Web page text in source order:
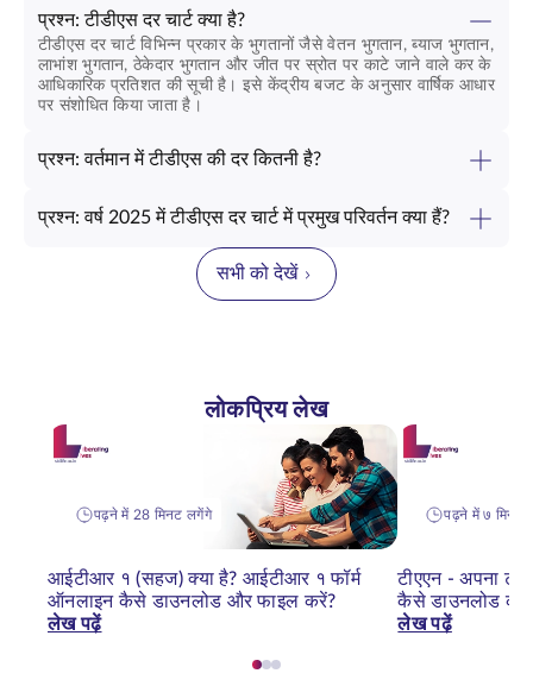
प्रश्न: टीडीएस दर चार्ट क्या है?
टीडीएस दर चार्ट विभिन्न प्रकार के भुगतानों जैसे वेतन भुगतान, ब्याज भुगतान,
लाभांश भुगतान, ठेकेदार भुगतान और जीत पर स्रोत पर काटे जाने वाले कर के
आधिकारिक प्रतिशत की सूची है। इसे केंद्रीय बजट के अनुसार वार्षिक आधार
पर संशोधित किया जाता है।
प्रश्न: वर्तमान में टीडीएस की दर कितनी है?
प्रश्न: वर्ष 2025 में टीडीएस दर चार्ट में प्रमुख परिवर्तन क्या हैं?
सभी को देखें
लोकप्रिय लेख
पढ़ने में 28 मिनट लगेंगे
आईटीआर १ (सहज) क्या है? आईटीआर १ फॉर्म
ऑनलाइन कैसे डाउनलोड और फाइल करें?
लेख पढ़ें
पढ़ने में ७ मिनट
टीएएन - अपना
कैसे डाउनलोड
लेख पढ़ें